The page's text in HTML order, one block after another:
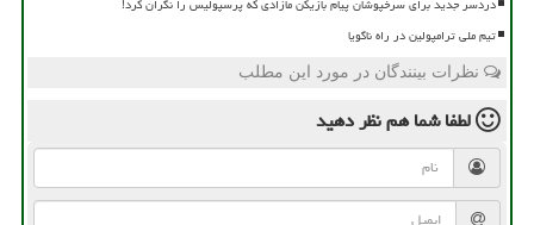
تیم ملی ترامپولین در راه ناگویا
نظرات بینندگان در مورد این مطلب
لطفا شما همنظر دهید